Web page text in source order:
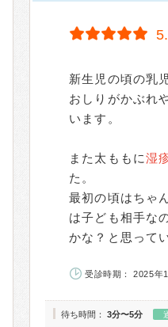
新生児の頃の乳児
おしりがかぶれ
います。
また太ももに湿
た。
最初の頃はちゃ
は子ども相手な
かな？と思って
受診時期： 2025年
待ち時間： 3分〜5分